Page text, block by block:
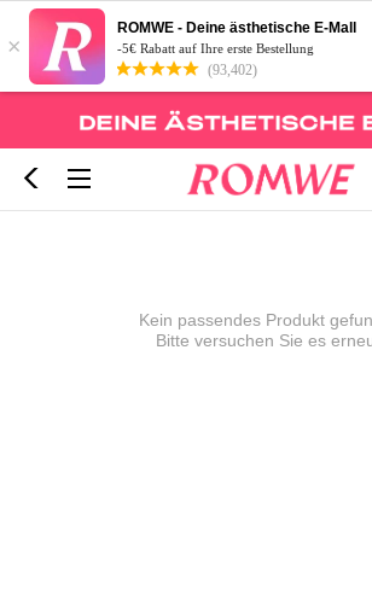
×
ROMWE - Deine ästhetische E-Mall
-5€ Rabatt auf Ihre erste Bestellung
(93,402)
Kein passendes Produkt
Bitte versuchen Sie es